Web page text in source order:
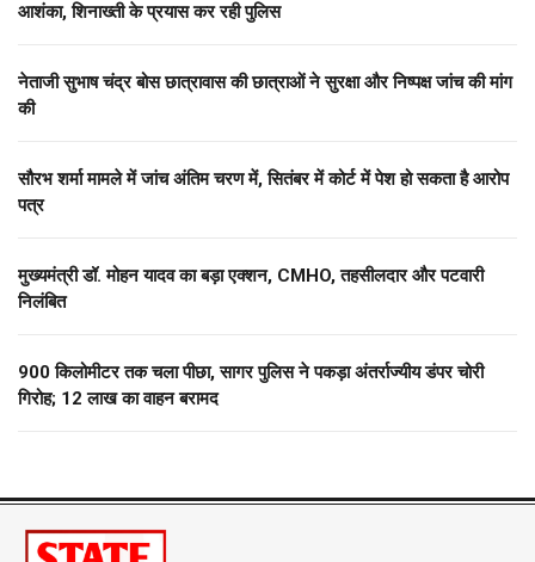
आशंका, शिनाख्ती के प्रयास कर रही पुलिस
नेताजी सुभाष चंद्र बोस छात्रावास की छात्राओं ने सुरक्षा और निष्पक्ष जांच की मांग
की
सौरभ शर्मा मामले में जांच अंतिम चरण में, सितंबर में कोर्ट में पेश हो सकता है आरोप
पत्र
मुख्यमंत्री डॉ. मोहन यादव का बड़ा एक्शन, CMHO, तहसीलदार और पटवारी
निलंबित
900 किलोमीटर तक चला पीछा, सागर पुलिस ने पकड़ा अंतर्राज्यीय डंपर चोरी
गिरोह; 12 लाख का वाहन बरामद